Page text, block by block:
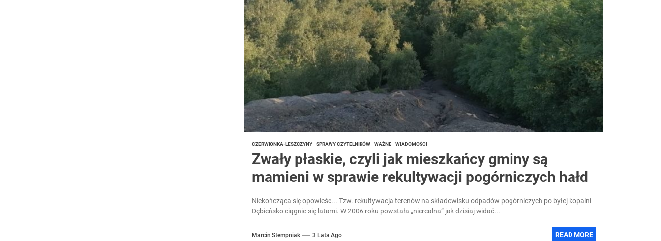
CZERWIONKA-LESZCZYNY SPRAWY CZYTELNIKÓW WAŻNE WIADOMOŚCI
Zwały płaskie, czyli jak mieszkańcy gminy są
mamieni w sprawie rekultywacji pogórniczych hałd
Niekończąca się opowieść... Tzw. rekultywacja terenów na składowisku odpadów pogórniczych po byłej kopalni
Dębieńsko ciągnie się latami. W 2006 roku powstała „nierealna” jak dzisiaj widać...
Marcin Stempniak 3 Lata Ago READ MORE